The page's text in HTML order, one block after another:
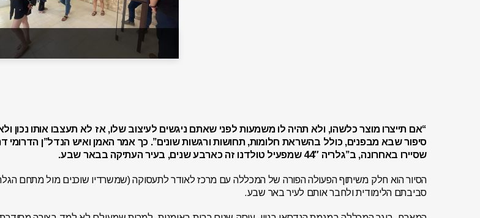
“אם תייצרו מוצר כלשהו, ולא תהיה לו משמעות לפני שאתם ניגשים לעיצוב שלו, אז לא תעצבו אותו נכון
סיפור שבא מבפנים, כולל בהשראת חלומות, תחושות ורגשות שונים”. כך אמר האמן ואיש הנדל”ן
שסיירו באחרונה, ב”גלריה 44″ שמפעיל טולדנו זה כארבע שנים, בעיר העתיקה בבאר שבע.
הסיור הוא חלק משיתוף הפעולה הפורה של המכללה עם מרכז לאודר לתעסוקה (שמשרדיו שוכנים מול מתחם
סביבתם הלימודית ולחבר אותם לעיר באר שבע.